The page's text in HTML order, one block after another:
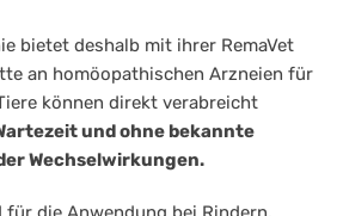
bietet deshalb mit ihrer RemaVet
an homöopathischen Arzneien für
können direkt verabreicht
und ohne bekannte
Wechselwirkungen.